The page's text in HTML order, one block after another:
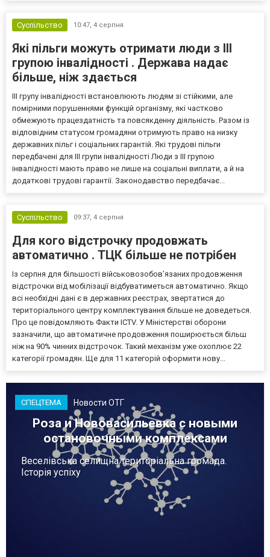
Суспільство 10:47, 4 серпня
Які пільги можуть отримати люди з III
групою інвалідності . Держава надає
більше, ніж здається
III групу інвалідності встановлюють людям зі стійкими, але
помірними порушеннями функцій організму, які частково
обмежують працездатність та повсякденну діяльність. Разом із
відповідним статусом громадяни отримують право на низку
державних пільг і соціальних гарантій. Які трудові пільги
передбачені для III групи інвалідності Люди з III групою
інвалідності мають право не лише на соціальні виплати, а й на
додаткові трудові гарантії. Законодавство передбачає...
Суспільство 09:37, 4 серпня
Для кого відстрочку продовжать
автоматично . ТЦК більше не потрібен
Із серпня для більшості військовозобов’язаних продовження
відстрочки від мобілізації відбуватиметься автоматично. Якщо
всі необхідні дані є в державних реєстрах, звертатися до
територіального центру комплектування більше не доведеться.
Про це повідомляють Факти ICTV. У Міністерстві оборони
зазначили, що автоматичне продовження поширюється більш
ніж на 90% чинних відстрочок. Такий механізм уже охоплює 22
категорії громадян. Ще для 11 категорій оформити нову...
СПЕЦТЕМА Новости ОТГ
Роза и Нововасильевка с новыми
остановочными комплексами
Веселівська селищна територіальна громада.
Історія успіху